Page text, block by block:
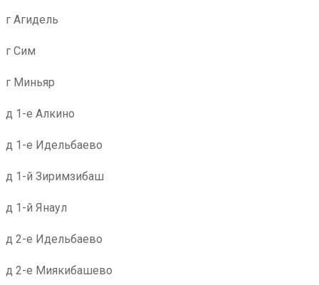
г Агидель
г Сим
г Миньяр
д 1-е Алкино
д 1-е Идельбаево
д 1-й Зиримзибаш
д 1-й Янаул
д 2-е Идельбаево
д 2-е Миякибашево